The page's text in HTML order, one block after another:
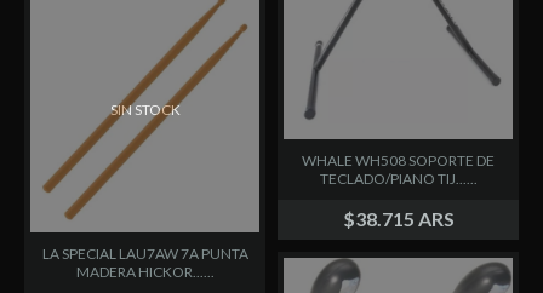
WHALE WH508 SOPORTE DE
TECLADO/PIANO TIJ......
$38.715 ARS
SIN STOCK
LA SPECIAL LAU7AW 7A PUNTA
MADERA HICKOR......